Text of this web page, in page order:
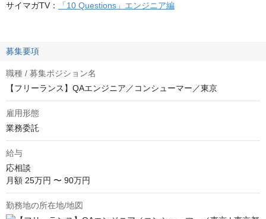
サイマガTV： 「10 Questions」エンジニア編
募集要項
職種 / 募集ポジション名
【フリーランス】QAエンジニア／コンシューマー／東京
雇用形態
業務委託
給与
応相談
月額 25万円 〜 90万円
勤務地の所在地/地図